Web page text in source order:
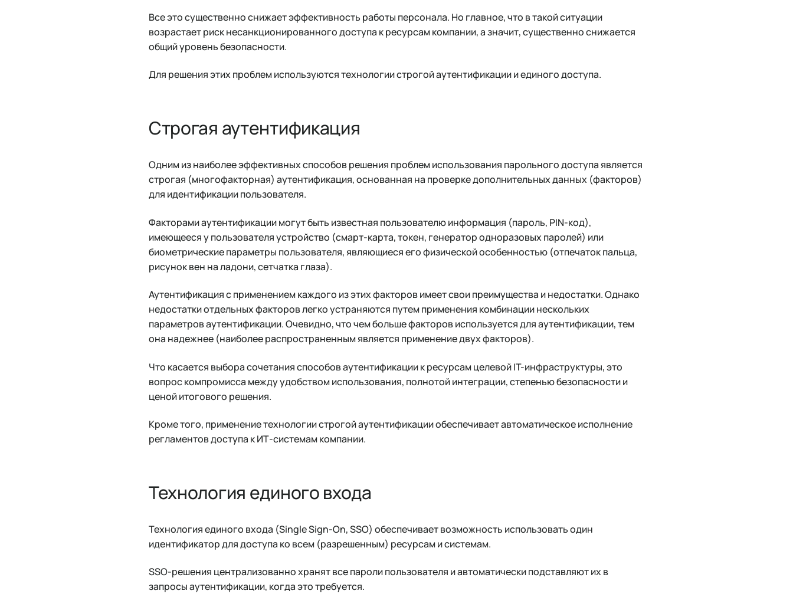
Все это существенно снижает эффективность работы персонала. Но главное, что в такой ситуации
возрастает риск несанкционированного доступа к ресурсам компании, а значит, существенно снижается
общий уровень безопасности.
Для решения этих проблем используются технологии строгой аутентификации и единого доступа.
Строгая аутентификация
Одним из наиболее эффективных способов решения проблем использования парольного доступа является
строгая (многофакторная) аутентификация, основанная на проверке дополнительных данных (факторов)
для идентификации пользователя.
Факторами аутентификации могут быть известная пользователю информация (пароль, PIN-код),
имеющееся у пользователя устройство (смарт-карта, токен, генератор одноразовых паролей) или
биометрические параметры пользователя, являющиеся его физической особенностью (отпечаток пальца,
рисунок вен на ладони, сетчатка глаза).
Аутентификация с применением каждого из этих факторов имеет свои преимущества и недостатки. Однако
недостатки отдельных факторов легко устраняются путем применения комбинации нескольких
параметров аутентификации. Очевидно, что чем больше факторов используется для аутентификации, тем
она надежнее (наиболее распространенным является применение двух факторов).
Что касается выбора сочетания способов аутентификации к ресурсам целевой IT-инфраструктуры, это
вопрос компромисса между удобством использования, полнотой интеграции, степенью безопасности и
ценой итогового решения.
Кроме того, применение технологии строгой аутентификации обеспечивает автоматическое исполнение
регламентов доступа к ИТ-системам компании.
Технология единого входа
Технология единого входа (Single Sign-On, SSO) обеспечивает возможность использовать один
идентификатор для доступа ко всем (разрешенным) ресурсам и системам.
SSO-решения централизованно хранят все пароли пользователя и автоматически подставляют их в
запросы аутентификации, когда это требуется.